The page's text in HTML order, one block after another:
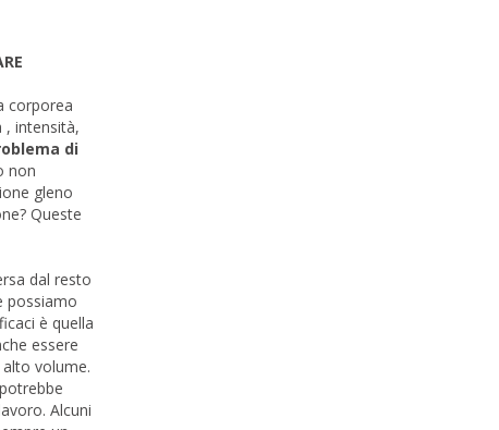
corporea
, intensità,
di
non
gleno
Queste
dal resto
possiamo
è quella
essere
volume.
Alcuni